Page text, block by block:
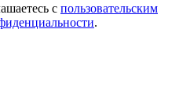
с пользовательским
.